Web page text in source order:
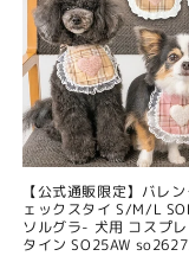
【公式通販限定】バレ
ェックスタイ S/M/L
ソルグラ- 犬用 コスプ
タイン SO25AW